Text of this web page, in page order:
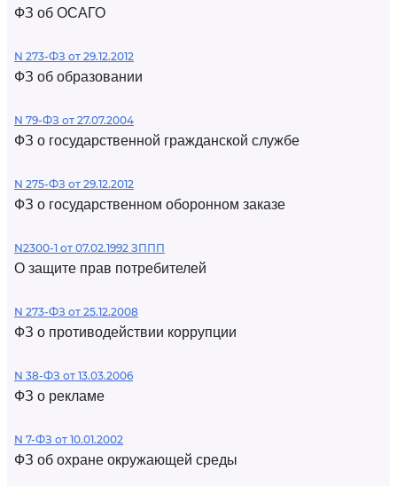
ФЗ об ОСАГО
N 273-ФЗ от 29.12.2012
ФЗ об образовании
N 79-ФЗ от 27.07.2004
ФЗ о государственной гражданской службе
N 275-ФЗ от 29.12.2012
ФЗ о государственном оборонном заказе
N2300-1 от 07.02.1992 ЗППП
О защите прав потребителей
N 273-ФЗ от 25.12.2008
ФЗ о противодействии коррупции
N 38-ФЗ от 13.03.2006
ФЗ о рекламе
N 7-ФЗ от 10.01.2002
ФЗ об охране окружающей среды